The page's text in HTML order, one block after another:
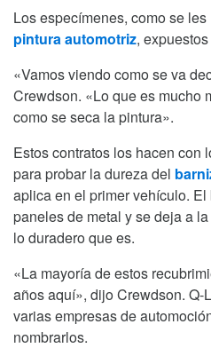
Los especímenes, como se
pintura automotriz,
«Vamos viendo como se va
Crewdson. «Lo que es mucho
como se seca la pintura».
Estos contratos los hacen con
para probar la dureza del
aplica en el primer vehículo.
paneles de metal y se deja a
lo duradero que es.
«La mayoría de estos
años aquí», dijo Crewdson. Q-
varias empresas de
nombrarlos.